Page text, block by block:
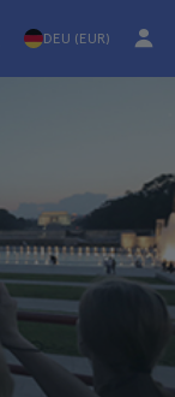
DEU (EUR)